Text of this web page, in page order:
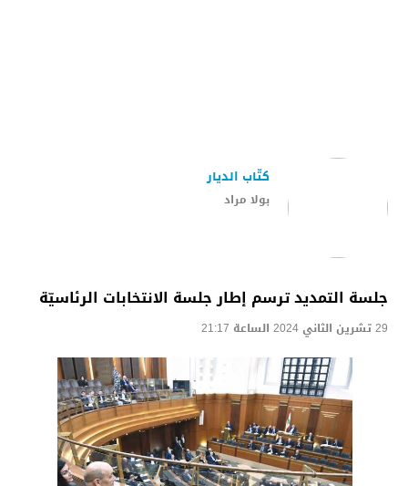
بولا مراد
كتّاب الديار
جلسة التمديد ترسم إطار جلسة الانتخابات الرئاسيّة
29 تشرين الثاني 2024 الساعة 21:17